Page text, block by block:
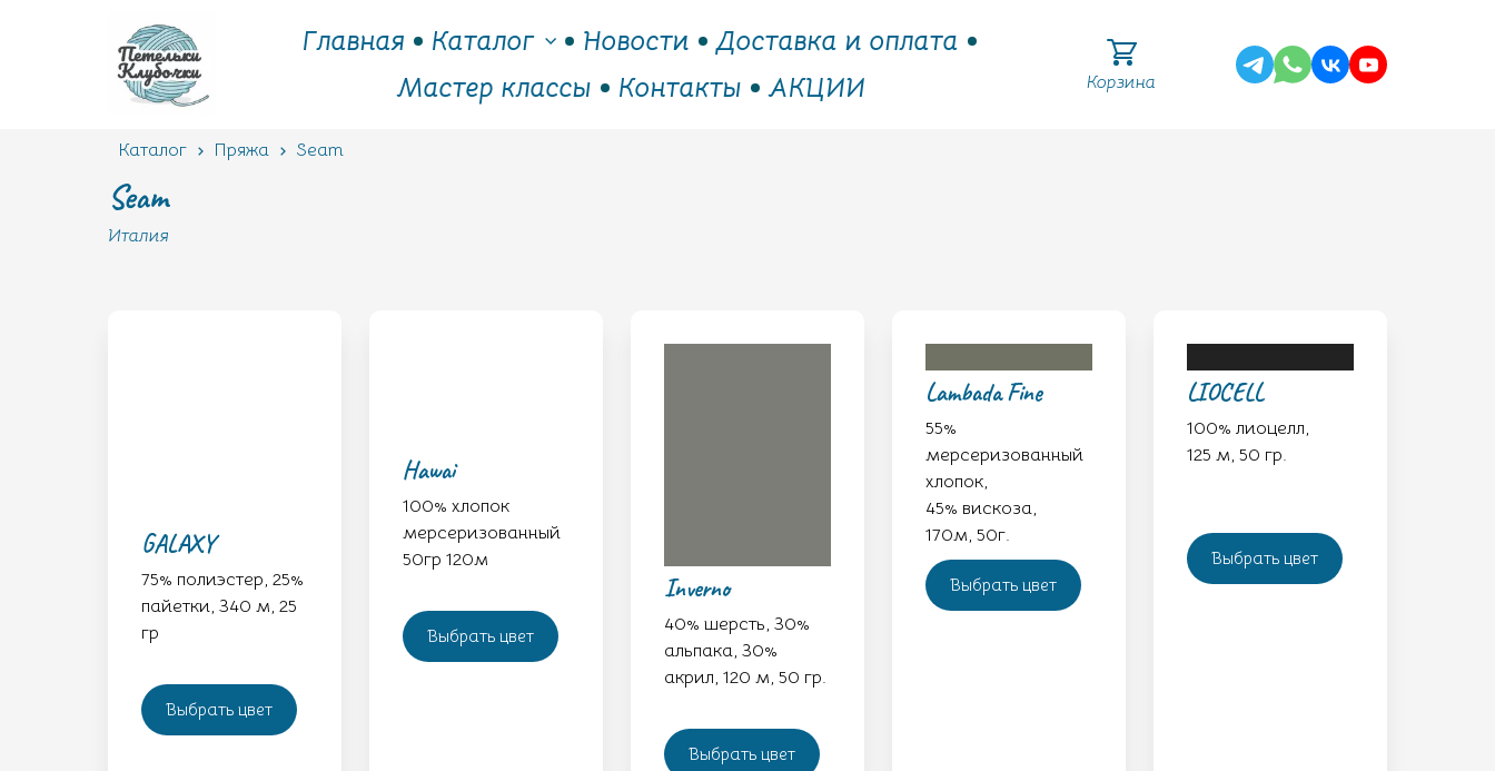
Главная Каталог Новости
Доставка и оплата
Мастер классы
Контакты АКЦИИ Корзина
Каталог Пряжа Seam
Seam
Италия
GALAXY
75% полиэстер, 25%
пайетки, 340 м, 25
гр
Выбрать цвет
Hawai
100% хлопок
мерсеризованный
50гр 120м
Выбрать цвет
Inverno
40% шерсть, 30%
альпака, 30%
акрил, 120 м, 50 гр.
Выбрать цвет
Lambada Fine
55%
мерсеризованный
хлопок,
45% вискоза,
170м, 50г.
Выбрать цвет
LIOCELL
100% лиоцелл,
125 м, 50 гр.
Выбрать цвет